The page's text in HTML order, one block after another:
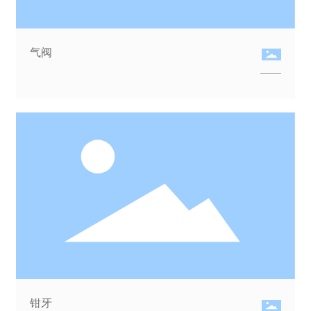
气阀
钳牙